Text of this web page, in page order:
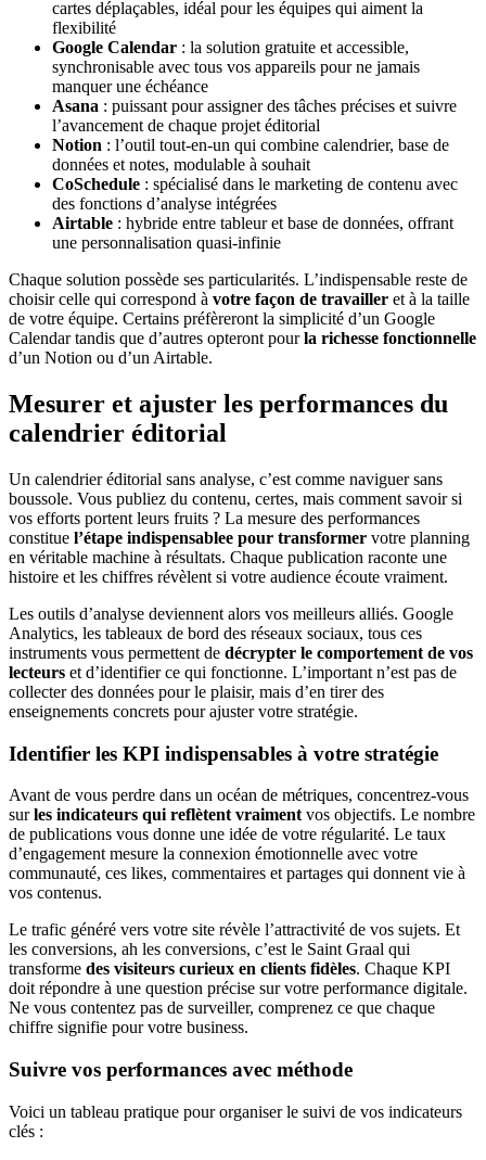
cartes déplaçables, idéal pour les équipes qui aiment la
flexibilité
Google Calendar : la solution gratuite et accessible,
synchronisable avec tous vos appareils pour ne jamais
manquer une échéance
Asana : puissant pour assigner des tâches précises et suivre
l’avancement de chaque projet éditorial
Notion : l’outil tout-en-un qui combine calendrier, base de
données et notes, modulable à souhait
CoSchedule : spécialisé dans le marketing de contenu avec
des fonctions d’analyse intégrées
Airtable : hybride entre tableur et base de données, offrant
une personnalisation quasi-infinie
Chaque solution possède ses particularités. L’indispensable reste de
choisir celle qui correspond à votre façon de travailler et à la taille
de votre équipe. Certains préfèreront la simplicité d’un Google
Calendar tandis que d’autres opteront pourla richesse fonctionnelle
d’un Notion ou d’un Airtable.
Mesurer et ajuster les performances du
calendrier éditorial
Un calendrier éditorial sans analyse, c’est comme naviguer sans
boussole. Vous publiez du contenu, certes, mais comment savoir si
vos efforts portent leurs fruits ? La mesure des performances
constitue l’étape indispensablee pour transformer votre planning
en véritable machine à résultats. Chaque publication raconte une
histoire et les chiffres révèlent si votre audience écoute vraiment.
Les outils d’analyse deviennent alors vos meilleurs alliés. Google
Analytics, les tableaux de bord des réseaux sociaux, tous ces
instruments vous permettent de décrypter le comportement de vos
lecteurs et d’identifier ce qui fonctionne. L’important n’est pas de
collecter des données pour le plaisir, mais d’en tirer des
enseignements concrets pour ajuster votre stratégie.
Identifier les KPI indispensables à votre stratégie
Avant de vous perdre dans un océan de métriques, concentrez-vous
surles indicateurs qui reflètent vraiment vos objectifs. Le nombre
de publications vous donne une idée de votre régularité. Le taux
d’engagement mesure la connexion émotionnelle avec votre
communauté, ces likes, commentaires et partages qui donnent vie à
vos contenus.
Le trafic généré vers votre site révèle l’attractivité de vos sujets. Et
les conversions, ah les conversions, c’est le Saint Graal qui
transforme des visiteurs curieux en clients fidèles. Chaque KPI
doit répondre à une question précise sur votre performance digitale.
Ne vous contentez pas de surveiller, comprenez ce que chaque
chiffre signifie pour votre business.
Suivre vos performances avec méthode
Voici un tableau pratique pour organiser le suivi de vos indicateurs
clés :